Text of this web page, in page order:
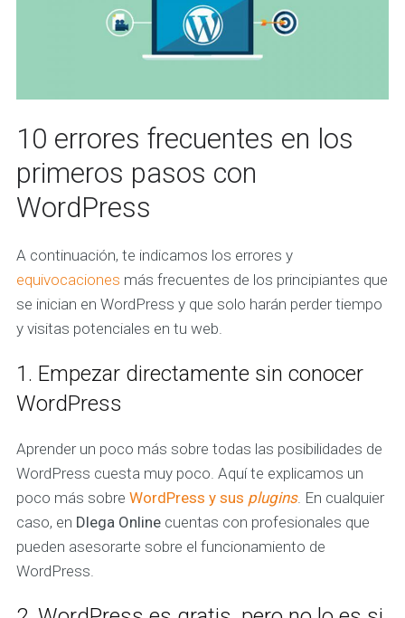
10 errores frecuentes en los
primeros pasos con
WordPress
A continuación, te indicamos los errores y
equivocaciones más frecuentes de los principiantes que
se inician en WordPress y que solo harán perder tiempo
y visitas potenciales en tu web.
1. Empezar directamente sin conocer
WordPress
Aprender un poco más sobre todas las posibilidades de
WordPress cuesta muy poco. Aquí te explicamos un
poco más sobre WordPress y sus plugins. En cualquier
caso, en Dlega Onlinecuentas con profesionales que
pueden asesorarte sobre el funcionamiento de
WordPress.